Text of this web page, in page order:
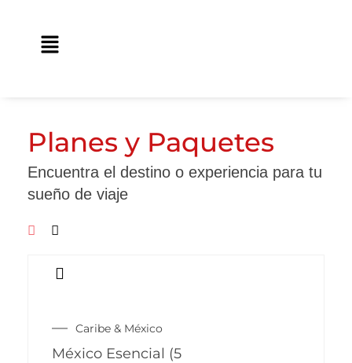
Main
Planes y Paquetes
Encuentra el destino o experiencia para tu
sueño de viaje
Caribe & México
México Esencial (5